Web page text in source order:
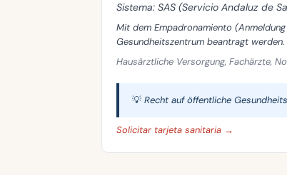
Sistema: SAS (Servicio Andaluz de
Mit dem Empadronamiento
Gesundheitszentrum beantragt werden.
Hausärztliche Versorgung, Fachärzte,
💡 Recht auf öffentliche
Solicitar tarjeta sanitaria →